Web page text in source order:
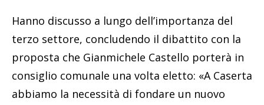
Hanno discusso a lungo dell’importanza del
terzo settore, concludendo il dibattito con la
proposta che Gianmichele Castello porterà in
consiglio comunale una volta eletto: «A Caserta
abbiamo la necessità di fondare un nuovo